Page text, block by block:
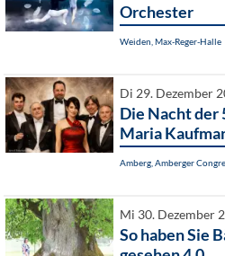
Orchester
Weiden, Max-Reger-Halle
Di 29. Dezember
Die Nacht der
Maria
Amberg, Amberger
Mi 30. Dezember
So haben Sie